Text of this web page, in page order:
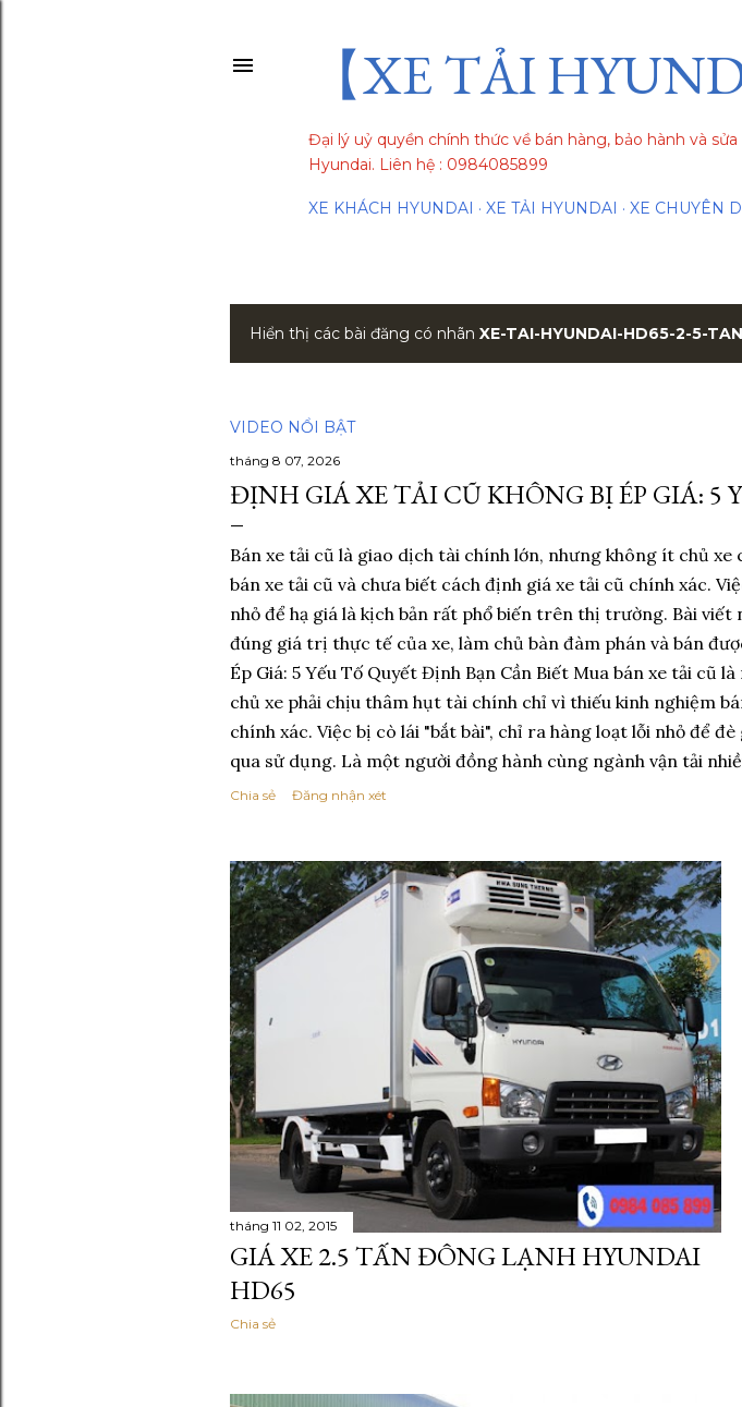
【XE TẢI
Đại lý uỷ quyền chính thức về bán hàng, bảo hành và
Hyundai. Liên hệ : 0984085899
XE KHÁCH HYUNDAI XE TẢI HYUNDAI XE CHUYÊN
B
i
đ
ă
n
g
Hiển thị các bài đăng có nhãn XE-TAI-HYUNDAI-HD65-2-5-
VIDEO NỔI BẬT
tháng 8 07, 2026
ĐỊNH GIÁ XE TẢI CŨ KHÔNG BỊ ÉP GIÁ: 5
Bán xe tải cũ là giao dịch tài chính lớn, nhưng không ít chủ
bán xe tải cũ và chưa biết cách định giá xe tải cũ chính xác.
nhỏ để hạ giá là kịch bản rất phổ biến trên thị trường. Bài
đúng giá trị thực tế của xe, làm chủ bàn đàm phán và bán
Ép Giá: 5 Yếu Tố Quyết Định Bạn Cần Biết Mua bán xe tải
chủ xe phải chịu thâm hụt tài chính chỉ vì thiếu kinh nghiệm
chính xác. Việc bị cò lái "bắt bài", chỉ ra hàng loạt lỗi nhỏ để
qua sử dụng. Là một người đồng hành cùng ngành vận tải
Chia sẻ Đăng nhận xét
tháng 11 02, 2015
GIÁ XE 2.5 TẤN ĐÔNG LẠNH HYUNDAI
HD65
Chia sẻ